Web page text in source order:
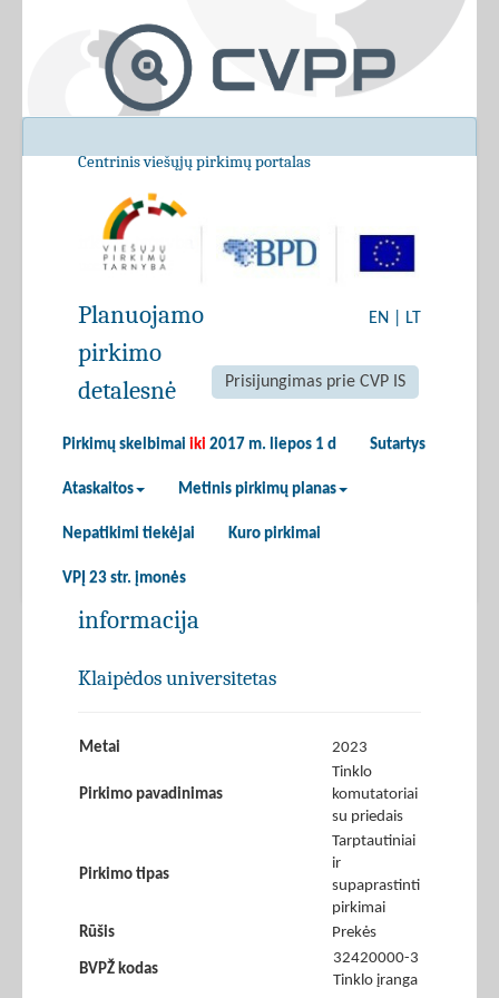
Centrinis viešųjų pirkimų portalas
EN LT
Prisijungimas prie CVP IS
Pirkimų skelbimai iki 2017 m. liepos 1 d Sutartys
Ataskaitos Metinis pirkimų planas
Nepatikimi tiekėjai Kuro pirkimai
VPĮ 23 str. įmonės
Planuojamo
pirkimo
detalesnė
informacija
Klaipėdos universitetas
Metai 2023
Pirkimo pavadinimas
Tinklo
komutatoriai
su priedais
Pirkimo tipas
Tarptautiniai
ir
supaprastinti
pirkimai
Rūšis
Prekės
BVPŽ kodas
32420000-3
Tinklo įranga